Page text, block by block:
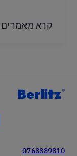
קרא מאמרים
0768889810